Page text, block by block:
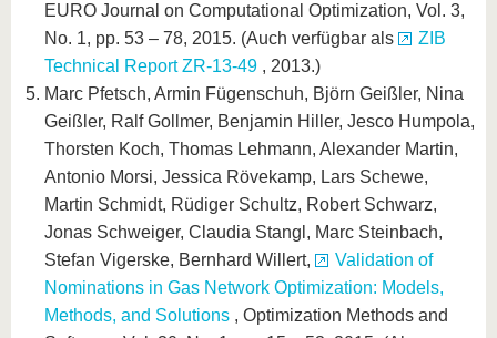
EURO Journal on Computational Optimization, Vol. 3,
No. 1, pp. 53 – 78, 2015. (Auch verfügbar als
ZIB
Technical Report ZR-13-49 , 2013.)
Marc Pfetsch, Armin Fügenschuh, Björn Geißler, Nina
Geißler, Ralf Gollmer, Benjamin Hiller, Jesco Humpola,
Thorsten Koch, Thomas Lehmann, Alexander Martin,
Antonio Morsi, Jessica Rövekamp, Lars Schewe,
Martin Schmidt, Rüdiger Schultz, Robert Schwarz,
Jonas Schweiger, Claudia Stangl, Marc Steinbach,
Stefan Vigerske, Bernhard Willert,
Validation of
Nominations in Gas Network Optimization: Models,
Methods, and Solutions , Optimization Methods and